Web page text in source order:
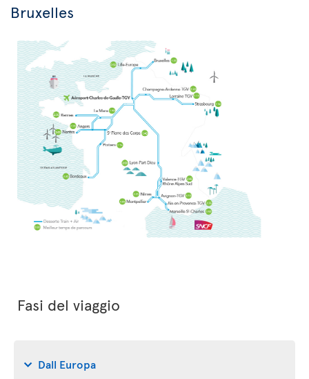
Bruxelles
Fasi del viaggio
Dall Europa